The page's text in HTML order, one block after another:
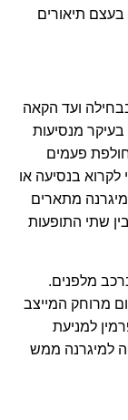
תיאורים
ועד הקאה
מנסיעות
פעמים
בנסיעה או
מתארים
התופעות
מלפנים.
המייצב
למניעת
למיגרנה ממש